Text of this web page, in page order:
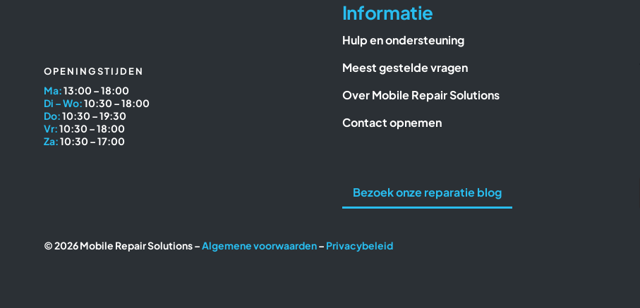
OPENINGSTIJDEN
Ma:13:00 – 18:00
Di – Wo:10:30 – 18:00
Do:10:30 – 19:30
Vr:10:30 – 18:00
Za:10:30 – 17:00
Informatie
Hulp en ondersteuning
Meest gestelde vragen
Over Mobile Repair Solutions
Contact opnemen
Bezoek onze reparatie blog
© 2026 Mobile Repair Solutions –Algemene voorwaarden– Privacybeleid